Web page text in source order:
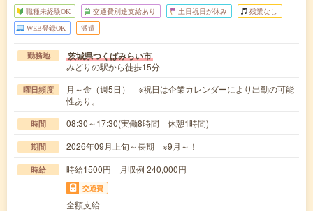
職種未経験OK 交通費別途支給あり 土日祝日が休み 残業なし
WEB登録OK 派遣
勤務地 茨城県つくばみらい市
みどりの駅から徒歩15分
曜日頻度
月～金（週5日） ※祝日は企業カレンダーにより出勤の可能
性あり。
時間 08:30～17:30(実働8時間 休憩1時間)
期間 2026年09月上旬～長期 ※9月～！
時給 時給1500円 月収例 240,000円
交通費
全額支給